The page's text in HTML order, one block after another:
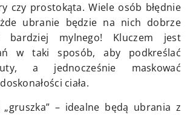
czy prostokąta. Wiele osób błędnie
ubranie będzie na nich dobrze
bardziej mylnego! Kluczem jest
w taki sposób, aby podkreślać
a jednocześnie maskować
ciała.
„gruszka” – idealne będą ubrania z